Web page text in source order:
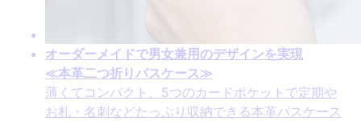
オーダーメイドで男女兼用のデザインを実現
≪本革二つ折りパスケース≫
薄くてコンパクト、5つのカードポケットで定期や
お札・名刺などたっぷり収納できる本革パスケース